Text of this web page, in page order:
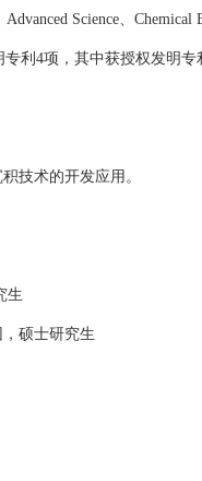
Advanced Science Chemical
利 4项，其中获授权发明专
技术的开发应用。
生
，硕士研究生